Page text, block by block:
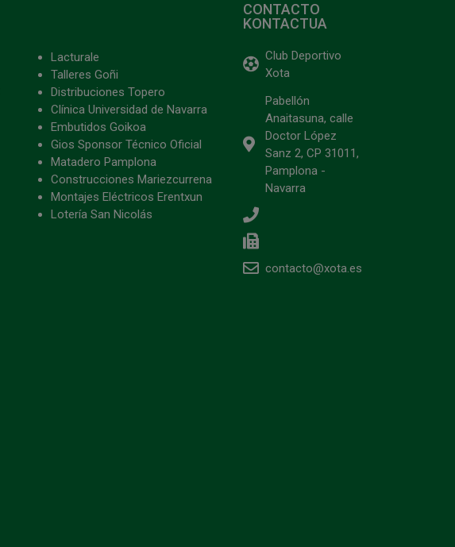
Lacturale
Talleres Goñi
Distribuciones Topero
Clínica Universidad de Navarra
Embutidos Goikoa
Gios Sponsor Técnico Oficial
Matadero Pamplona
Construcciones Mariezcurrena
Montajes Eléctricos Erentxun
Lotería San Nicolás
CONTACTO
KONTACTUA
Club Deportivo
Xota
Pabellón
Anaitasuna, calle
Doctor López
Sanz 2, CP 31011,
Pamplona -
Navarra
contacto@xota.es